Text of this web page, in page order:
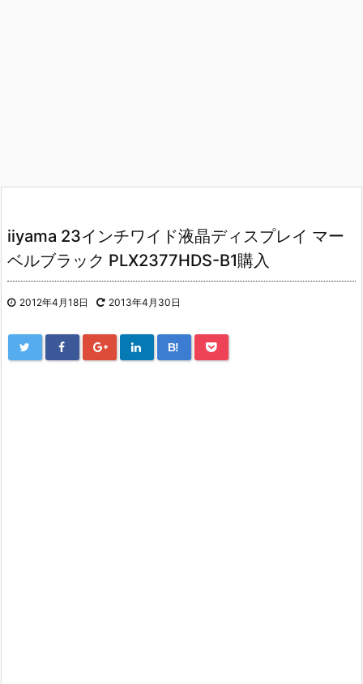
iiyama 23インチワイド液晶ディスプレイ マー
ベルブラック PLX2377HDS-B1購入
2012年4月18日 2013年4月30日
B!